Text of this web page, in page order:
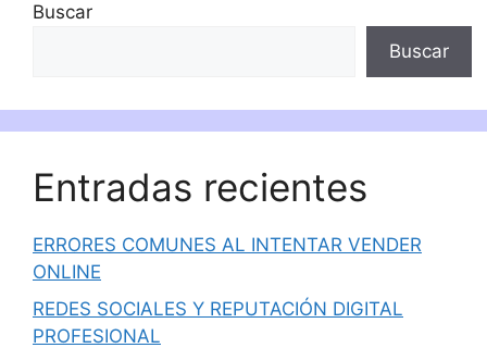
Buscar
Buscar
Entradas recientes
ERRORES COMUNES AL INTENTAR VENDER
ONLINE
REDES SOCIALES Y REPUTACIÓN DIGITAL
PROFESIONAL